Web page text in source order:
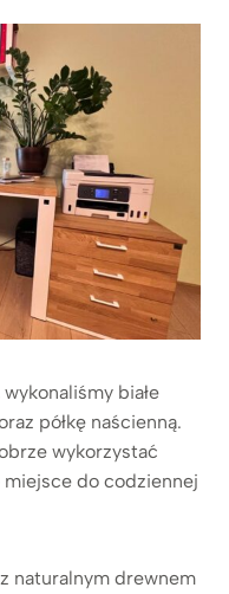
wykonaliśmy białe
półkę naścienną.
wykorzystać
do codziennej
naturalnym drewnem